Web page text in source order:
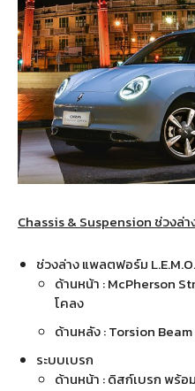
Chassis & Suspension ช่วงล่า
ช่วงล่าง แพลตฟอร์ม
ด้านหน้า : McPherson
โคลง
ด้านหลัง : Torsion
ระบบเบรก
ด้านหน้า : ดิสก์เบรก พร้